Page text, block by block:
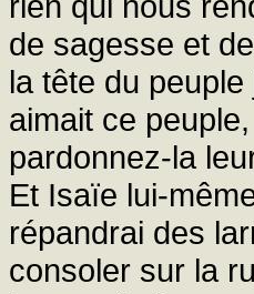
de sagesse et
la tête du
aimait ce
pardonnez-la
Et Isaïe lui-
répandrai des
consoler sur la